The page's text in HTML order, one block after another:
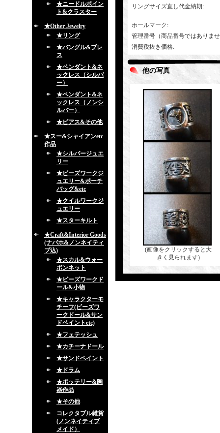
★ニードルポイン
ト&クラスター
★Other Jewelry
★リング
★バングル&ブレ
ス
★ペンダント&ネ
ックレス（シルバ
ー）
★ペンダント&ネ
ックレス（ノンシ
ルバー）
★ピアス&その他
★スー&シャイアンetc
作品
★シルバージュエ
リー
★ビーズワークジ
ュエリー&ポーチ
バッグ&etc
★クイルワークジ
ュエリー
★スターキルト
★Craft&Interior Goods
(ナバホ&ノンネイティ
ブ込)
★スカル&ウォー
ボンネット
★ビーズワークド
ール&小物
★キャラクターモ
チーフ(ビーズワ
ークドール&サン
ドペイントetc)
★フェテッシュ
★カチーナドール
★サンドペイント
★ドラム
★ポッテリー&陶
器作品
★その他
コレクタブル雑貨
(ノンネイティブ
メイド）
リングサイズ直し代金納期:
ホールマーク :
管理番号（商品番号ではありま
消費税抜き価格:
他の写真
(画像をクリックすると大
きく見られます)